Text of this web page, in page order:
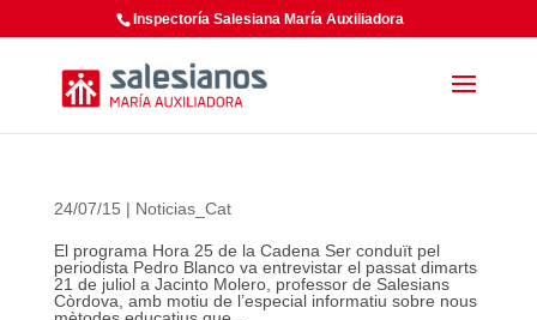
Inspectoría Salesiana María Auxiliadora
24/07/15 | Noticias_Cat
El programa Hora 25 de la Cadena Ser conduït pel
periodista Pedro Blanco va entrevistar el passat dimarts
21 de juliol a Jacinto Molero, professor de Salesians
Còrdova, amb motiu de l’especial informatiu sobre nous